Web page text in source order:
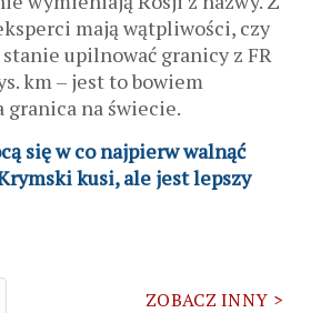
mają wątpliwości, czy
stanie upilnować granicy z FR
km – jest to bowiem
granica na świecie.
się w co najpierw walnąć
kusi, ale jest lepszy
ZOBACZ INNY >